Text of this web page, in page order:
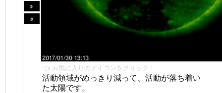
👈 お気に入りのアイコンをクリック！
活動領域がめっきり減って、活動が落ち着い
た太陽です。